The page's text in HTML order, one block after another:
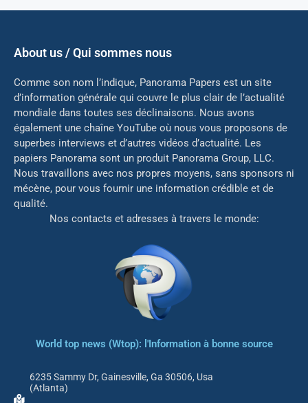
About us / Qui sommes nous
Comme son nom l’indique, Panorama Papers est un site
d’information générale qui couvre le plus clair de l’actualité
mondiale dans toutes ses déclinaisons. Nous avons
également une chaîne YouTube où nous vous proposons de
superbes interviews et d’autres vidéos d’actualité. Les
papiers Panorama sont un produit Panorama Group, LLC.
Nous travaillons avec nos propres moyens, sans sponsors ni
mécène, pour vous fournir une information crédible et de
qualité.
Nos contacts et adresses à travers le monde:
World top news (Wtop): l'Information à bonne source
6235 Sammy Dr, Gainesville, Ga 30506, Usa
(Atlanta)